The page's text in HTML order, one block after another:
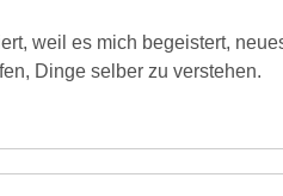
weil es mich begeistert,
Dinge selber zu verstehen.